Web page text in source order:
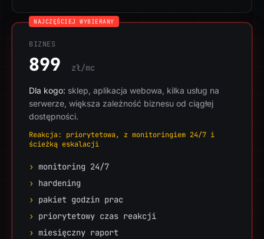
NAJCZĘŚCIEJ WYBIERANY
BIZNES
899 zł/mc
Dla kogo: sklep, aplikacja webowa, kilka usług na
serwerze, większa zależność biznesu od ciągłej
dostępności.
Reakcja: priorytetowa, z monitoringiem 24/7 i
ścieżką eskalacji
› monitoring 24/7
› hardening
› pakiet godzin prac
› priorytetowy czas reakcji
› miesięczny raport